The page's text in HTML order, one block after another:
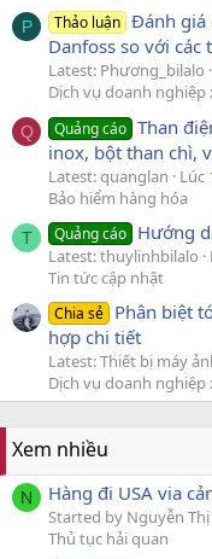
P Thảo luận Đánh giá
Danfoss so với
Latest: Phương_bilalo
Dịch vụ doanh
Q Quảng cáo Than
inox, bột than chì,
Latest: quanglan
Lúc
Bảo hiểm hàng hóa
T Quảng cáo Hướng
Latest: thuylinhbilalo
Tin tức cập nhật
Chia sẻ Phân biệt
hợp chi tiết
Latest: Thiết bị máy
Dịch vụ doanh
Xem nhiều
N Hàng đi USA via
Started by Nguyễn
Thủ tục hải quan